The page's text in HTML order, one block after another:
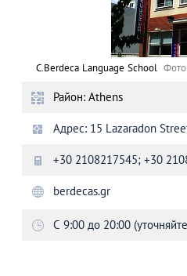
C.Berdeca Language School
Район: Athens
Адрес: 15 Lazaradon
+30 2108217545; +30
berdecas.gr
С 9:00 до 20:00